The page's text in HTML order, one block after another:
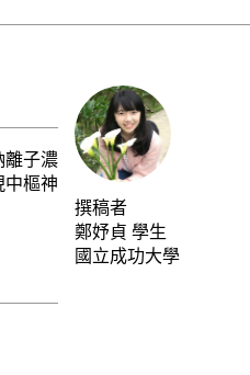
子濃
樞神
撰稿者
鄭妤貞 學生
國立成功大學